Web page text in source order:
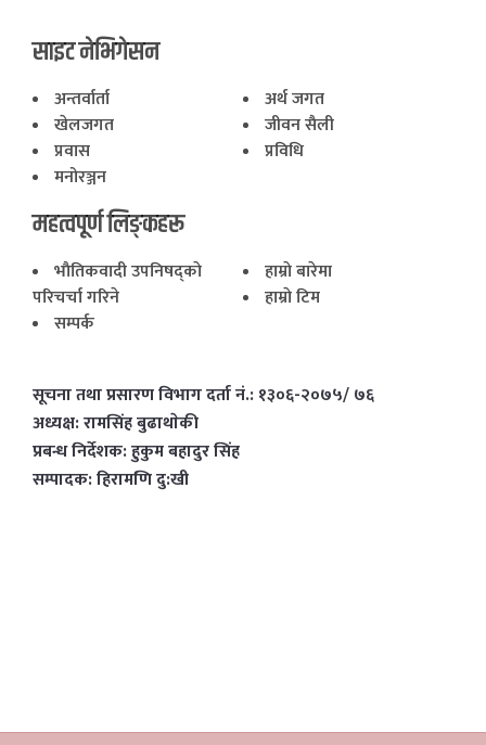
साइट नेभिगेसन
अन्तर्वार्ता
अर्थ जगत
खेलजगत
जीवन सैली
प्रवास
प्रविधि
मनोरञ्जन
महत्वपूर्ण लिङ्कहरू
भाैतिकवादी उपनिषद्काे
परिचर्चा गरिने
हाम्राे बारेमा
हाम्राे टिम
सम्पर्क
सूचना तथा प्रसारण विभाग दर्ता नं.: १३०६-२०७५/ ७६
अध्यक्ष: रामसिंह बुढाथाेकी
प्रबन्ध निर्देशक: हुकुम बहादुर सिंह
सम्पादक: हिरामणि दु:खी